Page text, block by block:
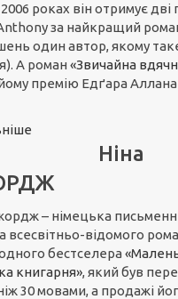
роках він отримує дві
за найкращий роман
один автор, якому
А роман «Звичайна
премію Едґара
Ніна
– німецька
всесвітньо-відомого
бестселера
книгарня», який був
30 мовами, а продажі